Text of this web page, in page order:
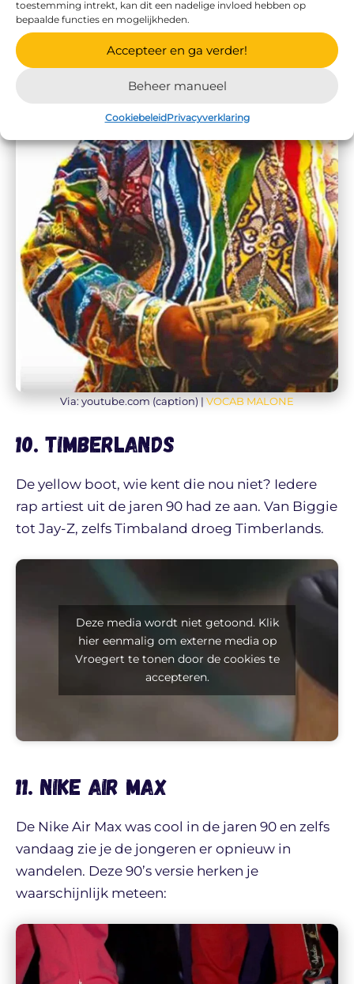
toestemming intrekt, kan dit een nadelige invloed hebben op
bepaalde functies en mogelijkheden.
Accepteer en ga verder!
Beheer manueel
CookiebeleidPrivacyverklaring
Via: youtube.com (caption) | VOCAB MALONE
10. Timberlands
De yellow boot, wie kent die nou niet? Iedere
rap artiest uit de jaren 90 had ze aan. Van Biggie
tot Jay-Z, zelfs Timbaland droeg Timberlands.
Deze media wordt niet getoond. Klik
hier eenmalig om externe media op
Vroegert te tonen door de cookies te
accepteren.
11. Nike Air Max
De Nike Air Max was cool in de jaren 90 en zelfs
vandaag zie je de jongeren er opnieuw in
wandelen. Deze 90’s versie herken je
waarschijnlijk meteen: